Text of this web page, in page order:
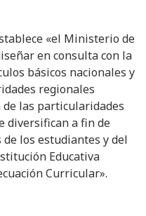
«el Ministerio de
en consulta con la
básicos nacionales y
regionales
las particularidades
diversifican a fin de
los estudiantes y del
Educativa
Curricular».